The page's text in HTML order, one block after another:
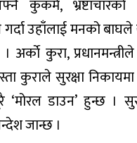
कुकर्म,
उहाँलाई मनको
कुरा,
कुराले सुरक्षा
डाउन’ हुन्छ ।
जान्छ ।